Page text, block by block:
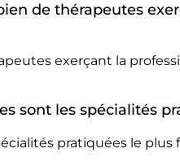
de thérapeutes
exerçant la
sont les spécialités
pratiquées le